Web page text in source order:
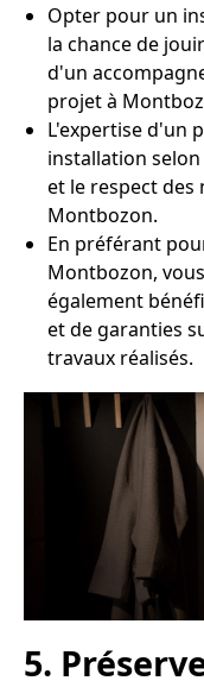
Opter pour un
la chance de
d'un
projet à
L'expertise d'un
installation
et le respect des
Montbozon.
En préférant
Montbozon,
également
et de garanties
travaux réalisés.
5.